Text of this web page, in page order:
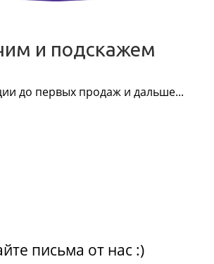
и подскажем
до первых продаж и дальше...
письма от нас :)